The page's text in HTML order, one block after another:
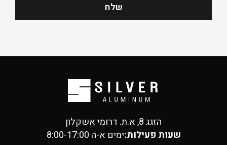
שלח
הזגג 8, א.ת. דרומי אשקלון
שעות פעילות:ימים א-ה 8:00-17:00